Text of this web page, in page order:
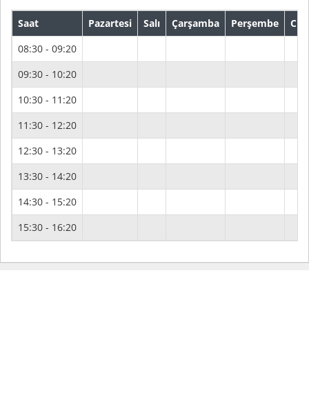
Saat Pazartesi Salı Çarşamba Perşembe
08:30 - 09:20
09:30 - 10:20
10:30 - 11:20
11:30 - 12:20
12:30 - 13:20
13:30 - 14:20
14:30 - 15:20
15:30 - 16:20